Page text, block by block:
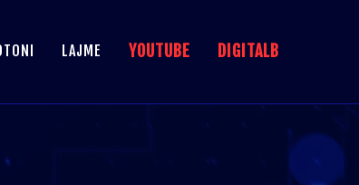
LAJME YOUTUBE DIGITALB